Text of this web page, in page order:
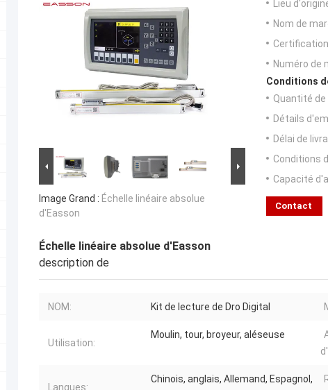
Image Grand : Échelle linéaire absolue
d'Easson
Lieu
Nom de
Numéro de
Conditions
Quantité
Détails
Délai de
Conditions
Capacité
Contact
Échelle linéaire absolue d'Easson
description de
NOM: Kit de lecture de Dro Digital
Utilisation:
Moulin, tour, broyeur, aléseuse
Langues:
Chinois, anglais, Allemand, Espagnol,